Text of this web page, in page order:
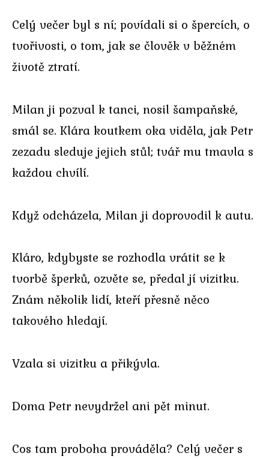
Celý večer byl s ní; povídali si o špercích, o
tvořivosti, o tom, jak se člověk v běžném
životě ztratí.
Milan ji pozval k tanci, nosil šampaňské,
smál se. Klára koutkem oka viděla, jak Petr
zezadu sleduje jejich stůl; tvář mu tmavla s
každou chvílí.
Když odcházela, Milan ji doprovodil k autu.
Kláro, kdybyste se rozhodla vrátit se k
tvorbě šperků, ozvěte se, předal jí vizitku.
Znám několik lidí, kteří přesně něco
takového hledají.
Vzala si vizitku a přikývla.
Doma Petr nevydržel ani pět minut.
Cos tam proboha prováděla? Celý večer s